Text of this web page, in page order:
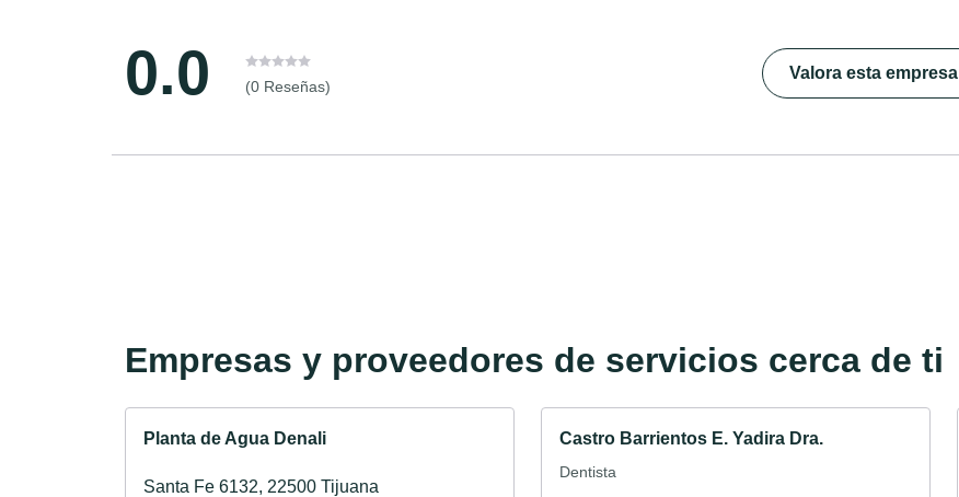
0.0 (0 Reseñas)
Valora esta empresa
Empresas y proveedores de servicios cerca de ti
Planta de Agua Denali
Santa Fe 6132, 22500 Tijuana
Castro Barrientos E. Yadira Dra.
Dentista